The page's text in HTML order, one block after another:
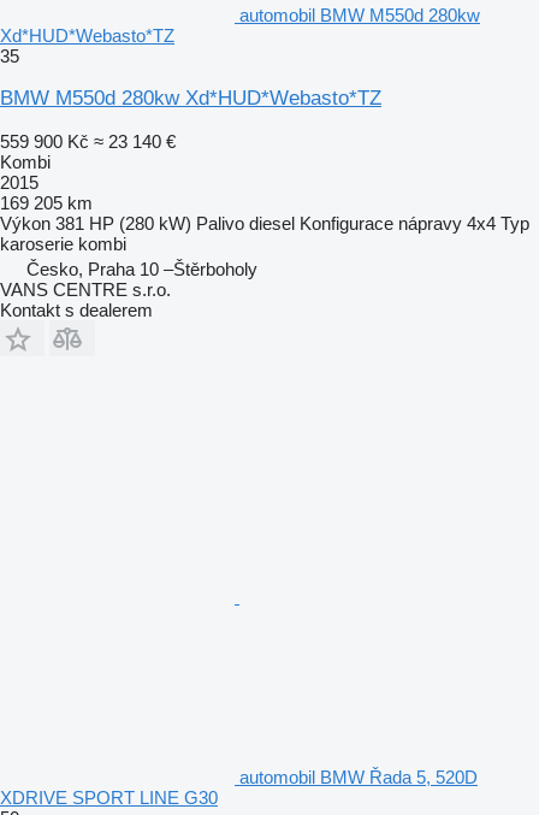
automobil BMW M550d 280kw
Xd*HUD*Webasto*TZ
35
BMW M550d 280kw Xd*HUD*Webasto*TZ
559 900 Kč ≈ 23 140 €
Kombi
2015
169 205 km
Výkon 381 HP (280 kW) Palivo diesel Konfigurace nápravy 4x4 Typ
karoserie kombi
Česko, Praha 10 –Štěrboholy
VANS CENTRE s.r.o.
Kontakt s dealerem
automobil BMW Řada 5, 520D
XDRIVE SPORT LINE G30